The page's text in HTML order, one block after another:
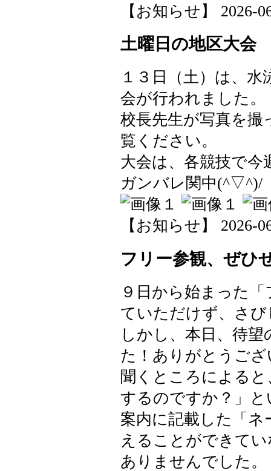
【お知らせ】 2026-
土曜日の地区大会
１３日（土）は、
会が行われました。
校長先生が写真を
覧ください。
大会は、各競技で
ガンバレ関中(^▽^)/
【お知らせ】 2026-
フリー参観、ぜひ
９日から始まった
ていただけず、さ
しかし、本日、待
た！ありがとうご
聞くところによる
するのですか？」
案内に記載した「
えることができて
ありませんでした。